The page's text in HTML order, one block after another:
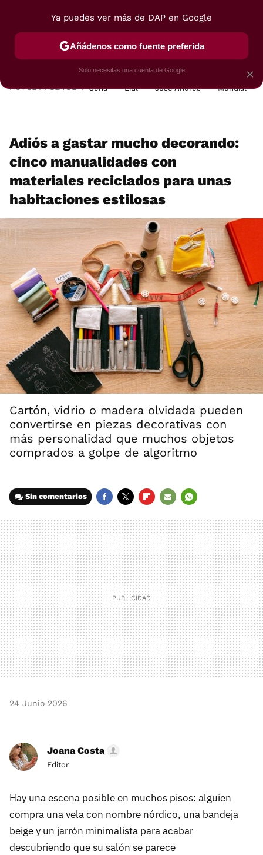
POSTRES VIAJES SELECCIÓN VEGUI
HOY SE HABLA DE Cena Lidl José Andrés Mundial
Adiós a gastar mucho decorando:
cinco manualidades con
materiales reciclados para unas
habitaciones estilosas
Cartón, vidrio o madera olvidada pueden
convertirse en piezas decorativas con
más personalidad que muchos objetos
comprados a golpe de algoritmo
Sin comentarios
MAIL
24 Junio 2026
Joana Costa
Editor
Hay una escena posible en muchos pisos: alguien
compra una vela con nombre nórdico, una bandeja
beige y un jarrón minimalista para acabar
descubriendo que su salón se parece
×
Ya puedes ver más de DAP en Google
Añádenos como fuente preferida
Solo necesitas una cuenta de Google